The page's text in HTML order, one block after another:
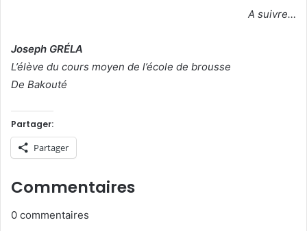
A suivre…
Joseph GRÉLA
L’élève du cours moyen de l’école de brousse
De Bakouté
Partager:
Partager
Commentaires
0 commentaires